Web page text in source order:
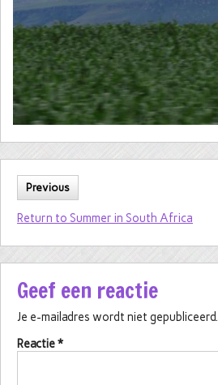
Previous
Return to Summer in South Africa
Geef een reactie
Je e-mailadres wordt niet gepubliceerd.
Reactie*